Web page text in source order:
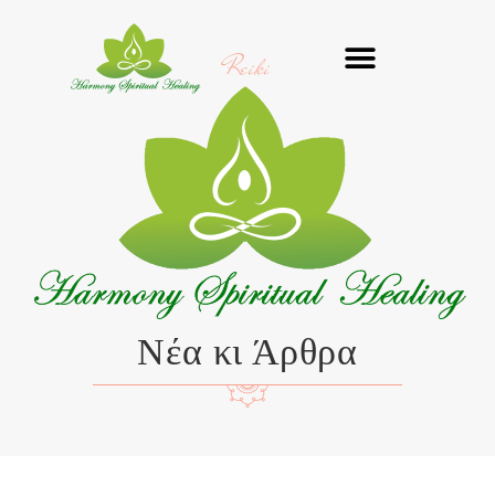
Reiki
Νέα κι Άρθρα